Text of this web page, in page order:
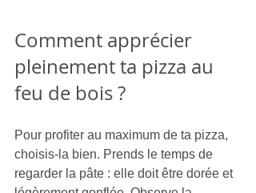
Comment apprécier
pleinement ta pizza au
feu de bois ?
Pour profiter au maximum de ta pizza,
choisis-la bien. Prends le temps de
regarder la pâte : elle doit être dorée et